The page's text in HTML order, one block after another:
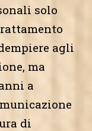
solo
agli
ma
a
di